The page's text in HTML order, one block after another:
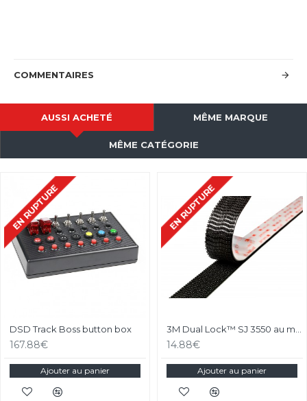
COMMENTAIRES
AUSSI ACHETÉ MÊME MARQUE
MÊME CATÉGORIE
EN RUPTURE
DSD Track Boss button box
167.88€
Ajouter au panier
EN RUPTURE
14.88€
Ajouter au panier